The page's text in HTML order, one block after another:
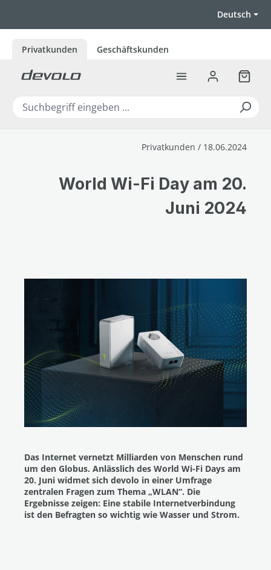
Deutsch
Privatkunden Geschäftskunden
Privatkunden / 18.06.2024
World Wi-Fi Day am 20.
Juni 2024
Das Internet vernetzt Milliarden von Menschen rund
um den Globus. Anlässlich des World Wi-Fi Days am
20. Juni widmet sich devolo in einer Umfrage
zentralen Fragen zum Thema „WLAN“. Die
Ergebnisse zeigen: Eine stabile Internetverbindung
ist den Befragten so wichtig wie Wasser und Strom.